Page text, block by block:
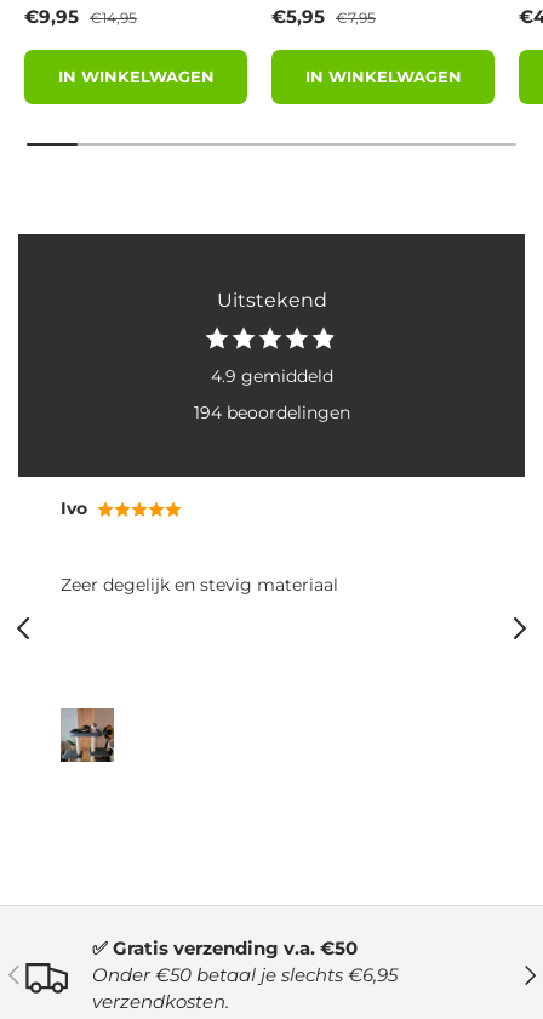
Verkoopprijs
€9,95 Reguliere prijs
€14,95
IN WINKELWAGEN
Verkoopprijs
€5,95 Reguliere prijs
€7,95
IN WINKELWAGEN
Uitstekend
4.9 gemiddeld
194 beoordelingen
Ivo
Zeer degelijk en stevig materiaal
VORIGE
✅ Gratis verzending v.a. €50
Onder €50 betaal je slechts €6,95
verzendkosten.